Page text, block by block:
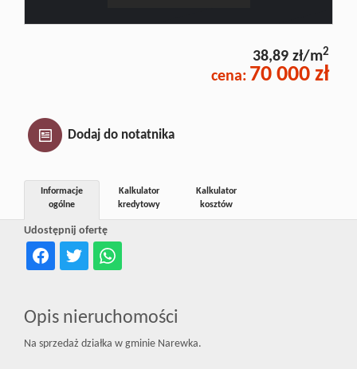
38,89 zł/m2
cena: 70 000 zł
Dodaj do notatnika
Udostępnij ofertę
Informacje
ogólne
Kalkulator
kredytowy
Kalkulator
kosztów
Opis nieruchomości
Na sprzedaż działka w gminie Narewka.